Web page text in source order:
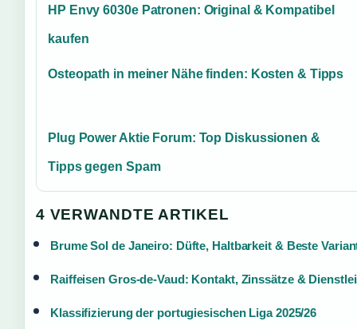
HP Envy 6030e Patronen: Original & Kompatibel
kaufen
Osteopath in meiner Nähe finden: Kosten & Tipps
Plug Power Aktie Forum: Top Diskussionen &
Tipps gegen Spam
4 VERWANDTE ARTIKEL
Brume Sol de Janeiro: Düfte, Haltbarkeit & Beste
Raiffeisen Gros-de-Vaud: Kontakt, Zinssätze &
Klassifizierung der portugiesischen Liga 2025/26